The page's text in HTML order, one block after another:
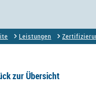
Leistungen
zur Übersicht